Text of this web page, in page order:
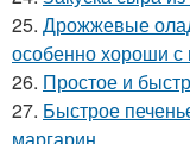
25. Дрожжевые
особенно хороши с
26. Простое и
27. Быстрое
маргарин.